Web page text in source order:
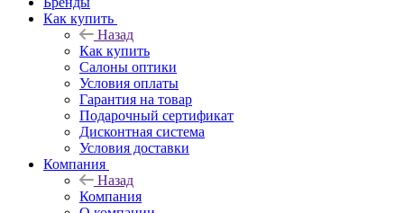
Как купить
Назад
Как купить
Салоны оптики
Условия оплаты
Гарантия на товар
Подарочный сертификат
Дисконтная система
Условия доставки
Компания
Назад
Компания